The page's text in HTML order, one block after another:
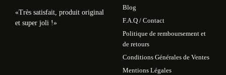
«Très satisfait, produit original
et super joli !»
Blog
F.A.Q / Contact
Politique de remboursement et
de retours
Conditions Générales de Ventes
Mentions Légales